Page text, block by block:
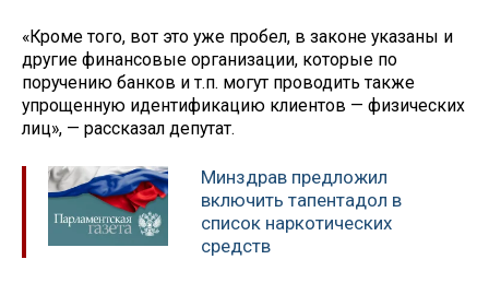
«Кроме того, вот это уже пробел, в законе указаны и
другие финансовые организации, которые по
поручению банков и т.п. могут проводить также
упрощенную идентификацию клиентов — физических
лиц», — рассказал депутат.
Минздрав предложил
включить тапентадол в
список наркотических
средств